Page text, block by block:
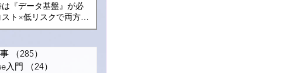
『データ基盤』が必
ト×低リスクで両方を
法とは？
（285）
入門
（24）